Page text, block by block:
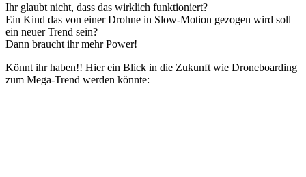
Ihr glaubt nicht, dass das wirklich funktioniert?
Ein Kind das von einer Drohne in Slow-Motion gezogen wird soll
ein neuer Trend sein?
Dann braucht ihr mehr Power!
Könnt ihr haben!! Hier ein Blick in die Zukunft wie Droneboarding
zum Mega-Trend werden könnte: